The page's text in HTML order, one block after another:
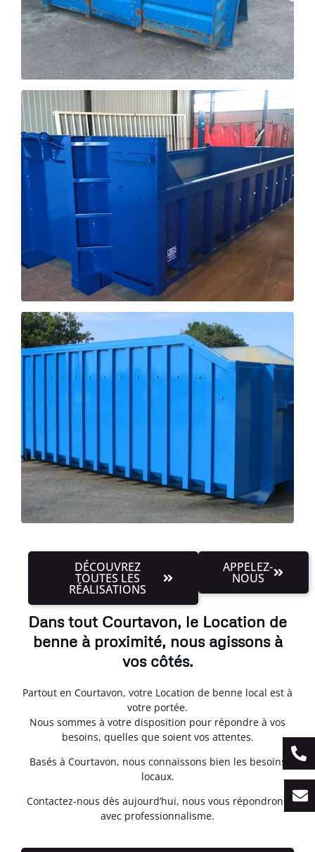
DÉCOUVREZ
TOUTES LES
RÉALISATIONS
APPELEZ-
NOUS
Dans tout Courtavon, le Location de
benne à proximité, nous agissons à
vos côtés.
Partout en Courtavon, votre Location de benne local est à
votre portée.
Nous sommes à votre disposition pour répondre à vos
besoins, quelles que soient vos attentes.
Basés à Courtavon, nous connaissons bien les besoins
locaux.
Contactez-nous dès aujourd’hui, nous vous répondrons
avec professionnalisme.